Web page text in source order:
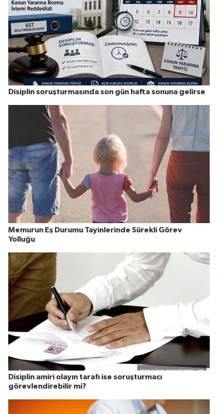
Disiplin soruşturmasında son gün hafta sonuna gelirse
Memurun Eş Durumu Tayinlerinde Sürekli Görev
Yolluğu
Disiplin amiri olayın tarafı ise soruşturmacı
görevlendirebilir mi?